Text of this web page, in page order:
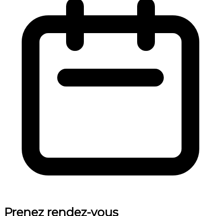
Prenez rendez-vous